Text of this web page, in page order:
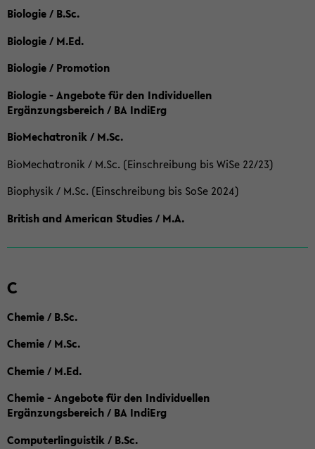
Biologie / B.Sc.
Biologie / M.Ed.
Biologie / Promotion
Biologie - Angebote für den Individuellen
Ergänzungsbereich / BA IndiErg
BioMechatronik / M.Sc.
BioMechatronik / M.Sc. (Einschreibung bis WiSe 22/23)
Biophysik / M.Sc. (Einschreibung bis SoSe 2024)
British and American Studies / M.A.
C
Chemie / B.Sc.
Chemie / M.Sc.
Chemie / M.Ed.
Chemie - Angebote für den Individuellen
Ergänzungsbereich / BA IndiErg
Computerlinguistik / B.Sc.